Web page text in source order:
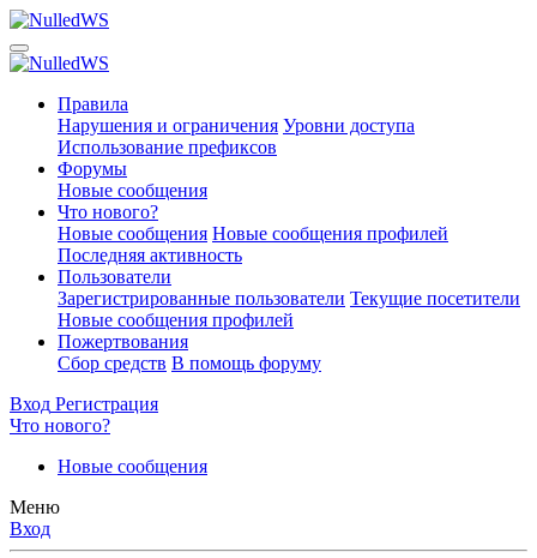
Правила
Нарушения и ограничения Уровни доступа
Использование префиксов
Форумы
Новые сообщения
Что нового?
Новые сообщения Новые сообщения профилей
Последняя активность
Пользователи
Зарегистрированные пользователи Текущие посетители
Новые сообщения профилей
Пожертвования
Сбор средств В помощь форуму
Вход Регистрация
Что нового?
Новые сообщения
Меню
Вход